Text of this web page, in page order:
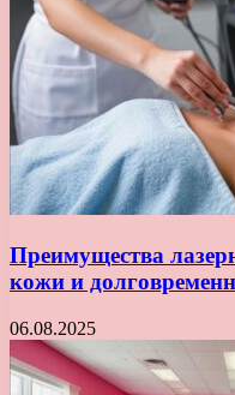
Преимущества
кожи и
06.08.2025